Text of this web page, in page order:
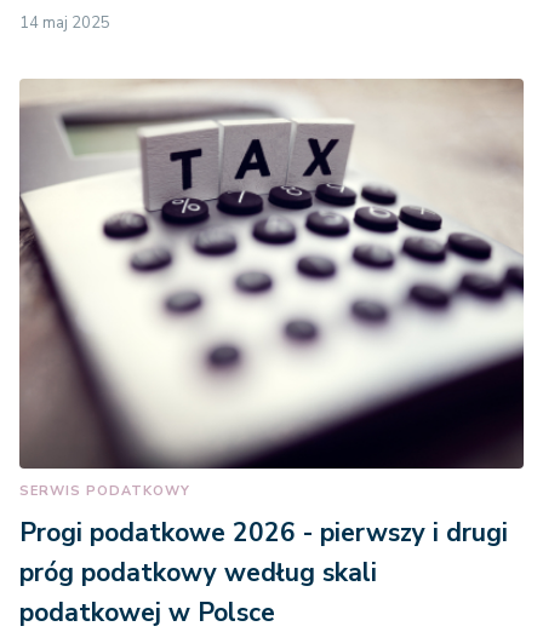
14 maj 2025
SERWIS PODATKOWY
Progi podatkowe 2026 - pierwszy i drugi
próg podatkowy według skali
podatkowej w Polsce